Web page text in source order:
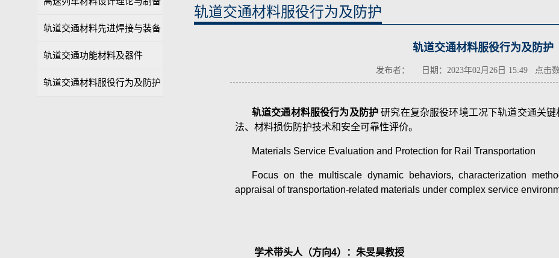
轨道交通材料先进焊接与装备
轨道交通功能材料及器件
轨道交通材料服役行为及防护
轨道交通材料服役行为及防护
轨道交通材料服役行为及防护
发布者： 日期：2023年02月26日 15:49 点击数
轨道交通材料服役行为及防护研究在复杂服役环境工况下轨道交通关
法、材料损伤防护技术和安全可靠性评价。
Materials Service Evaluation and Protection for Rail Transportation
Focus on the multiscale dynamic behaviors, characterization
appraisal of transportation-related materials under complex service
学术带头人（方向4）：朱旻昊教授